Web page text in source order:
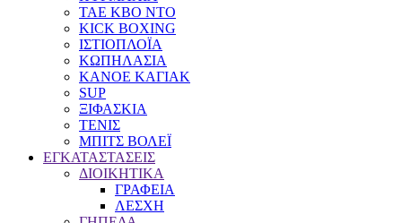
TAE KBO NTO
KICK BOXING
ΙΣΤΙΟΠΛΟΪΑ
ΚΩΠΗΛΑΣΙΑ
ΚΑΝΟΕ ΚΑΓΙΑΚ
SUP
ΞΙΦΑΣΚΙΑ
ΤΕΝΙΣ
ΜΠΙΤΣ ΒΟΛΕΪ
ΕΓΚΑΤΑΣΤΑΣΕΙΣ
ΔΙΟΙΚΗΤΙΚΑ
ΓΡΑΦΕΙΑ
ΛΕΣΧΗ